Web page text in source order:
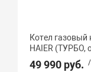
Котел газовый
HAIER (ТУРБО,
49 990 руб.